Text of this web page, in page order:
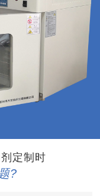
定制时
?